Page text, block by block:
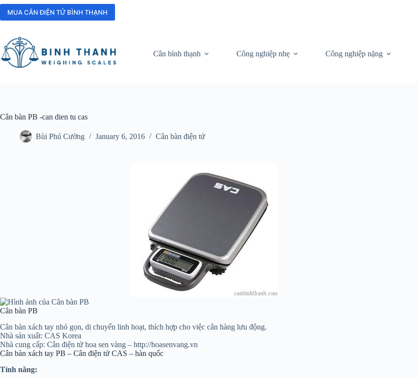
Skip
content
MUA CÂN ĐIỆN TỬ BÌNH THẠNH
Cân bình thạnh Công nghiệp nhẹ Công nghiệp nặng
Cân bàn PB -can dien tu cas
Bùi Phú Cường January 6, 2016 Cân bàn điện tử
Cân bàn PB
Cân bàn xách tay nhỏ gọn, di chuyển linh hoạt, thích hợp cho việc cân hàng lưu động.
Nhà sản xuất: CAS Korea
Nhà cung cấp: Cân điện tử hoa sen vàng – http://hoasenvang.vn
Cân bàn xách tay PB – Cân điện tử CAS – hàn quốc
Tính năng: